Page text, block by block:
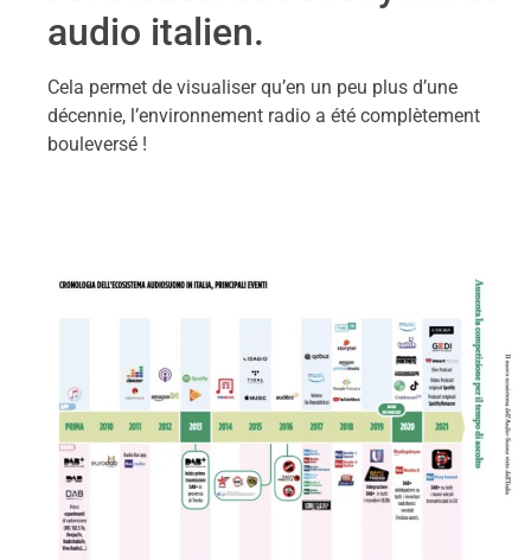
audio italien.
Cela permet de visualiser qu’en un peu plus d’une
décennie, l’environnement radio a été complètement
bouleversé !